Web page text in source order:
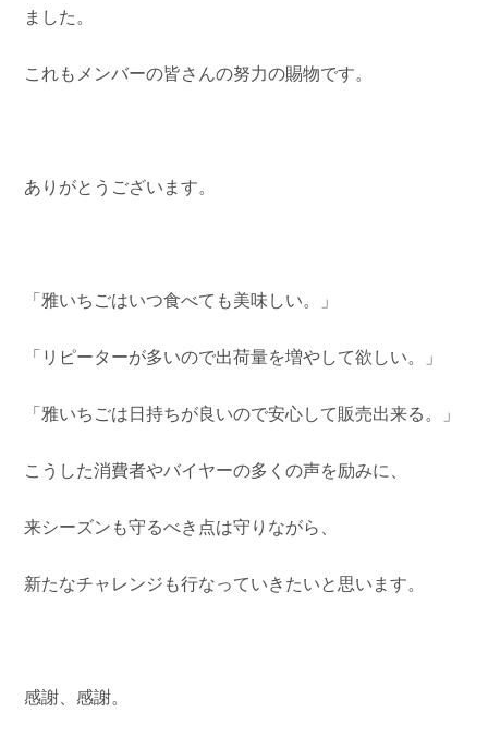
ました。
これもメンバーの皆さんの努力の賜物です。
ありがとうございます。
「雅いちごはいつ食べても美味しい。」
「リピーターが多いので出荷量を増やして欲しい。」
「雅いちごは日持ちが良いので安心して販売出来る。」
こうした消費者やバイヤーの多くの声を励みに、
来シーズンも守るべき点は守りながら、
新たなチャレンジも行なっていきたいと思います。
感謝、感謝。